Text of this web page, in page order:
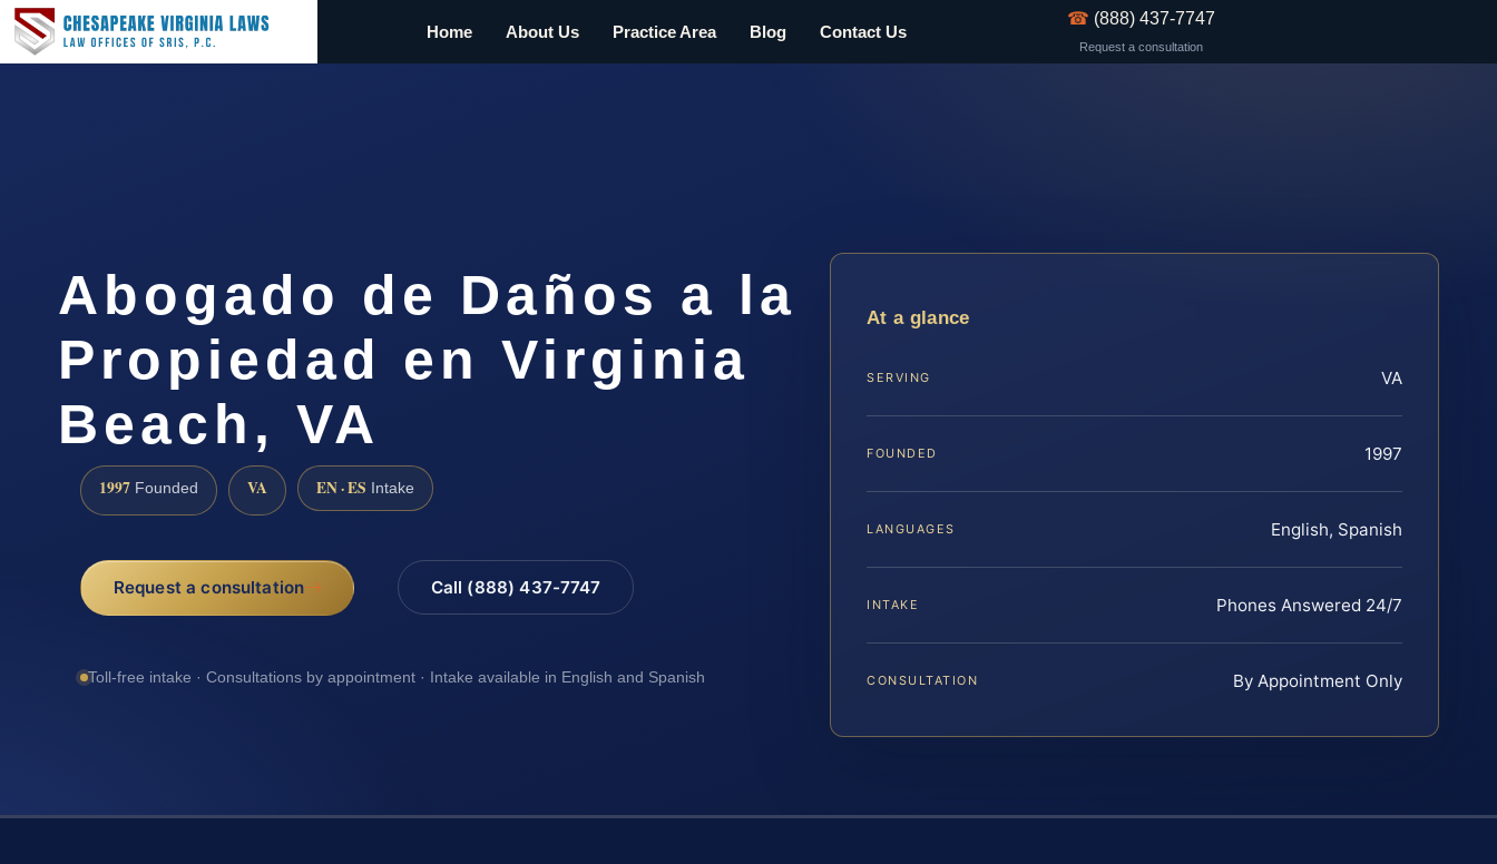
Home About Us Practice Area Blog Contact Us
☎ (888) 437-7747
Request a consultation
Abogado de Daños a la
Propiedad en Virginia
Beach, VA
1997 Founded VA EN · ES Intake
Request a consultation Call (888) 437-7747
Toll-free intake · Consultations by appointment · Intake available in English and Spanish
At a glance
SERVING VA
FOUNDED 1997
LANGUAGES English, Spanish
INTAKE Phones Answered 24/7
CONSULTATION By Appointment Only